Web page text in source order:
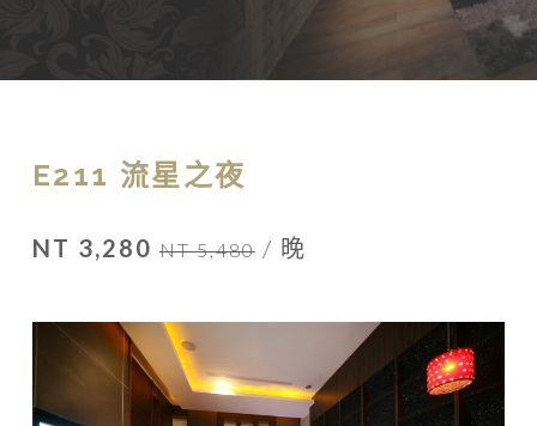
E211 流星之夜
NT 3,280 NT 5,480 / 晚